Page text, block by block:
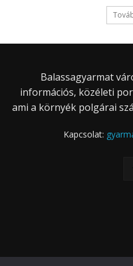
Balassagyarmat
információs, közéleti
ami a környék polgárai
Kapcsolat: